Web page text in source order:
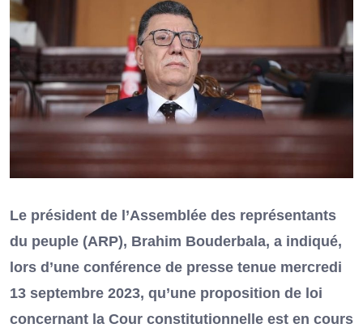
Le président de l’Assemblée des représentants
du peuple (ARP), Brahim Bouderbala, a indiqué,
lors d’une conférence de presse tenue mercredi
13 septembre 2023, qu’une proposition de loi
concernant la Cour constitutionnelle est en cours